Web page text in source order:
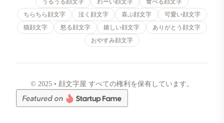
うるうる顔文字
わーい顔文字
食べる顔文字
ちらちら顔文字
泣く顔文字 喜ぶ顔文字
可愛い顔文字
猫顔文字
怒る顔文字 嬉しい顔文字
ありがとう顔文字
おやすみ顔文字
© 2025 • 顔文字屋 すべての権利を保有しています。